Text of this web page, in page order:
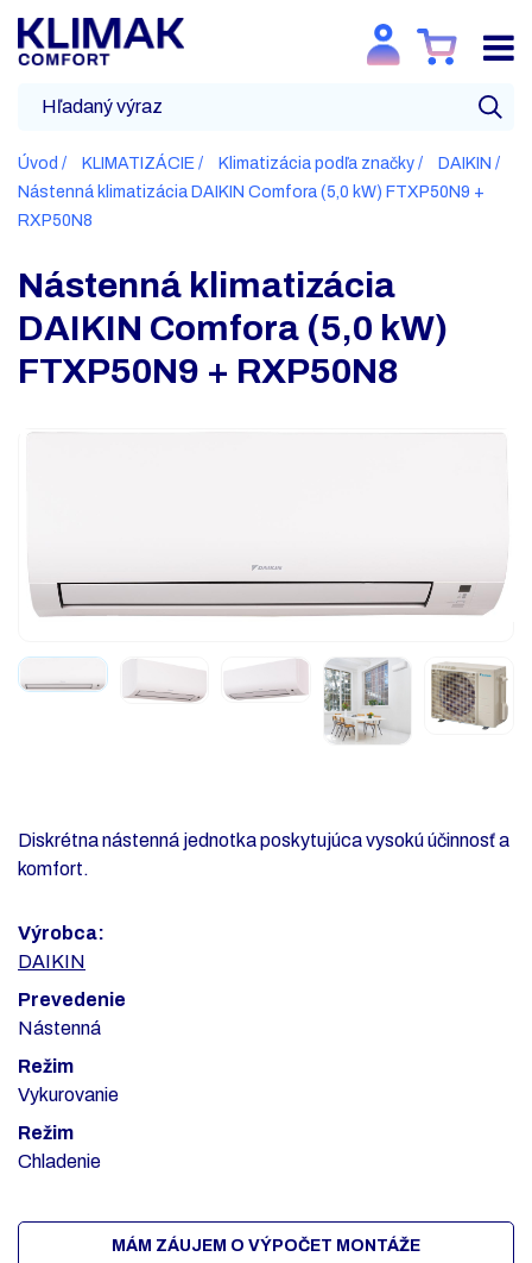
Úvod KLIMATIZÁCIE Klimatizácia podľa značky
DAIKIN
Nástenná klimatizácia DAIKIN Comfora (5,0 kW) FTXP50N9 +
RXP50N8
Nástenná klimatizácia
DAIKIN Comfora (5,0 kW)
FTXP50N9 + RXP50N8
Diskrétna nástenná jednotka poskytujúca vysokú účinnosť a
komfort.
Výrobca:
DAIKIN
Prevedenie
Nástenná
Režim
Vykurovanie
Režim
Chladenie
MÁM ZÁUJEM O VÝPOČET MONTÁŽE